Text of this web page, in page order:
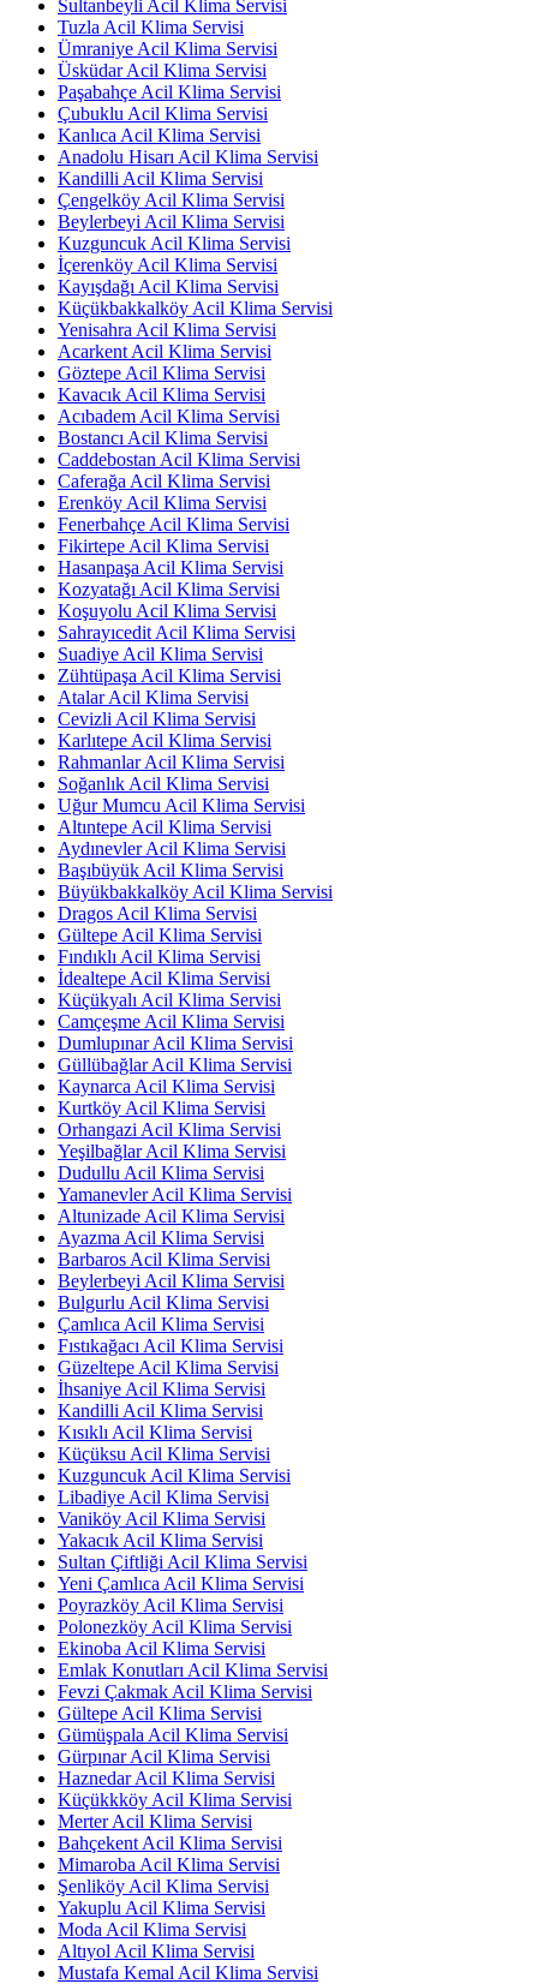
Sultanbeyli Acil Klima Servisi
Tuzla Acil Klima Servisi
Ümraniye Acil Klima Servisi
Üsküdar Acil Klima Servisi
Paşabahçe Acil Klima Servisi
Çubuklu Acil Klima Servisi
Kanlıca Acil Klima Servisi
Anadolu Hisarı Acil Klima Servisi
Kandilli Acil Klima Servisi
Çengelköy Acil Klima Servisi
Beylerbeyi Acil Klima Servisi
Kuzguncuk Acil Klima Servisi
İçerenköy Acil Klima Servisi
Kayışdağı Acil Klima Servisi
Küçükbakkalköy Acil Klima Servisi
Yenisahra Acil Klima Servisi
Acarkent Acil Klima Servisi
Göztepe Acil Klima Servisi
Kavacık Acil Klima Servisi
Acıbadem Acil Klima Servisi
Bostancı Acil Klima Servisi
Caddebostan Acil Klima Servisi
Caferağa Acil Klima Servisi
Erenköy Acil Klima Servisi
Fenerbahçe Acil Klima Servisi
Fikirtepe Acil Klima Servisi
Hasanpaşa Acil Klima Servisi
Kozyatağı Acil Klima Servisi
Koşuyolu Acil Klima Servisi
Sahrayıcedit Acil Klima Servisi
Suadiye Acil Klima Servisi
Zühtüpaşa Acil Klima Servisi
Atalar Acil Klima Servisi
Cevizli Acil Klima Servisi
Karlıtepe Acil Klima Servisi
Rahmanlar Acil Klima Servisi
Soğanlık Acil Klima Servisi
Uğur Mumcu Acil Klima Servisi
Altıntepe Acil Klima Servisi
Aydınevler Acil Klima Servisi
Başıbüyük Acil Klima Servisi
Büyükbakkalköy Acil Klima Servisi
Dragos Acil Klima Servisi
Gültepe Acil Klima Servisi
Fındıklı Acil Klima Servisi
İdealtepe Acil Klima Servisi
Küçükyalı Acil Klima Servisi
Camçeşme Acil Klima Servisi
Dumlupınar Acil Klima Servisi
Güllübağlar Acil Klima Servisi
Kaynarca Acil Klima Servisi
Kurtköy Acil Klima Servisi
Orhangazi Acil Klima Servisi
Yeşilbağlar Acil Klima Servisi
Dudullu Acil Klima Servisi
Yamanevler Acil Klima Servisi
Altunizade Acil Klima Servisi
Ayazma Acil Klima Servisi
Barbaros Acil Klima Servisi
Beylerbeyi Acil Klima Servisi
Bulgurlu Acil Klima Servisi
Çamlıca Acil Klima Servisi
Fıstıkağacı Acil Klima Servisi
Güzeltepe Acil Klima Servisi
İhsaniye Acil Klima Servisi
Kandilli Acil Klima Servisi
Kısıklı Acil Klima Servisi
Küçüksu Acil Klima Servisi
Kuzguncuk Acil Klima Servisi
Libadiye Acil Klima Servisi
Vaniköy Acil Klima Servisi
Yakacık Acil Klima Servisi
Sultan Çiftliği Acil Klima Servisi
Yeni Çamlıca Acil Klima Servisi
Poyrazköy Acil Klima Servisi
Polonezköy Acil Klima Servisi
Ekinoba Acil Klima Servisi
Emlak Konutları Acil Klima Servisi
Fevzi Çakmak Acil Klima Servisi
Gültepe Acil Klima Servisi
Gümüşpala Acil Klima Servisi
Gürpınar Acil Klima Servisi
Haznedar Acil Klima Servisi
Küçükkköy Acil Klima Servisi
Merter Acil Klima Servisi
Bahçekent Acil Klima Servisi
Mimaroba Acil Klima Servisi
Şenliköy Acil Klima Servisi
Yakuplu Acil Klima Servisi
Moda Acil Klima Servisi
Altıyol Acil Klima Servisi
Mustafa Kemal Acil Klima Servisi